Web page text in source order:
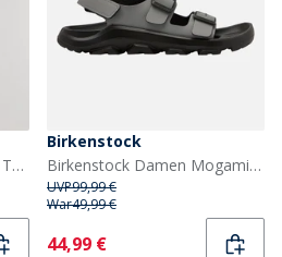
Bench Damen Darcine Zip Thru Hoodie Dunkelblau
Birkenstock
Birkenstock Damen Mogami Terra Doppelschnallen Sandalen Whale Grey
UVP99,99 €
War49,99 €
Current
44,99 €